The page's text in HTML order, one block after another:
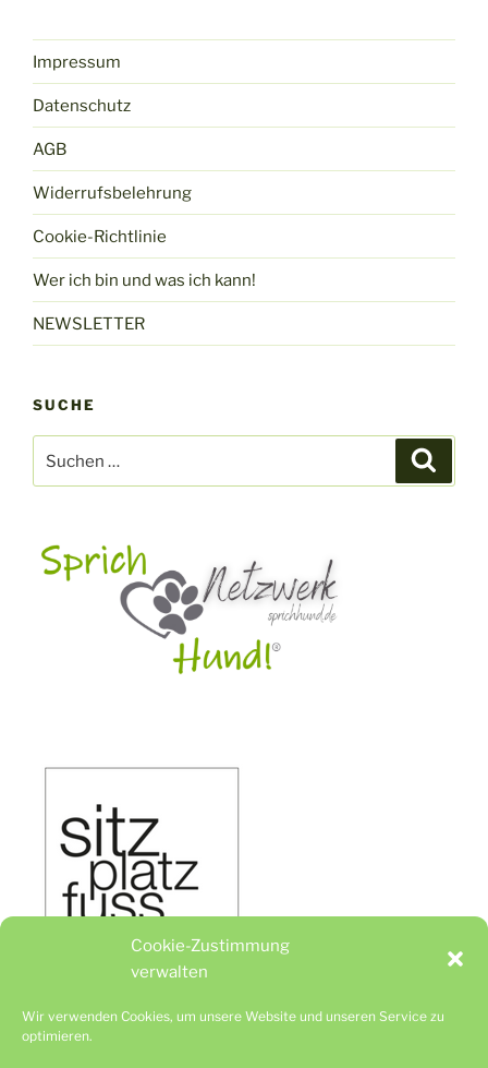
Cookie-Zustimmung
verwalten
Wir verwenden Cookies, um unsere Website und unseren Service zu
optimieren.
Impressum
Datenschutz
AGB
Widerrufsbelehrung
Cookie-Richtlinie
Wer ich bin und was ich kann!
NEWSLETTER
SUCHE
nach: